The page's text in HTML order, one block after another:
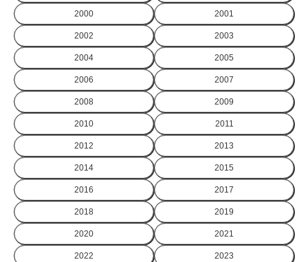
2000 2001
2002 2003
2004 2005
2006 2007
2008 2009
2010 2011
2012 2013
2014 2015
2016 2017
2018 2019
2020 2021
2022 2023